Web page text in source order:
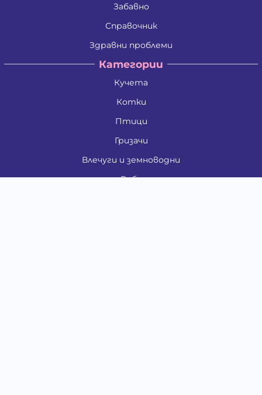
Забавно
Справочник
Здравни проблеми
Категории
Кучета
Котки
Птици
Гризачи
Влечуги и земноводни
Риби